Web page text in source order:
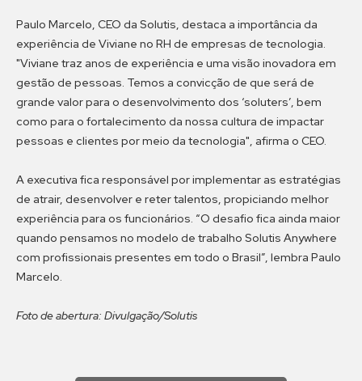
Paulo Marcelo, CEO da Solutis, destaca a importância da
experiência de Viviane no RH de empresas de tecnologia.
"Viviane traz anos de experiência e uma visão inovadora em
gestão de pessoas. Temos a convicção de que será de
grande valor para o desenvolvimento dos ‘soluters’, bem
como para o fortalecimento da nossa cultura de impactar
pessoas e clientes por meio da tecnologia", afirma o CEO.
A executiva fica responsável por implementar as estratégias
de atrair, desenvolver e reter talentos, propiciando melhor
experiência para os funcionários. “O desafio fica ainda maior
quando pensamos no modelo de trabalho Solutis Anywhere
com profissionais presentes em todo o Brasil”, lembra Paulo
Marcelo.
Foto de abertura: Divulgação/Solutis